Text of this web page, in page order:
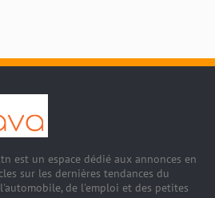
est un espace dédié aux annonces en
sur les dernières tendances du
de l'emploi et des petites